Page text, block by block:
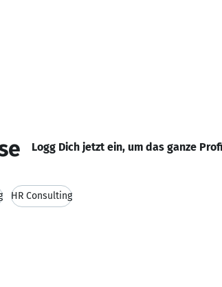
Logg Dich jetzt ein, um das ganze
HR Consulting